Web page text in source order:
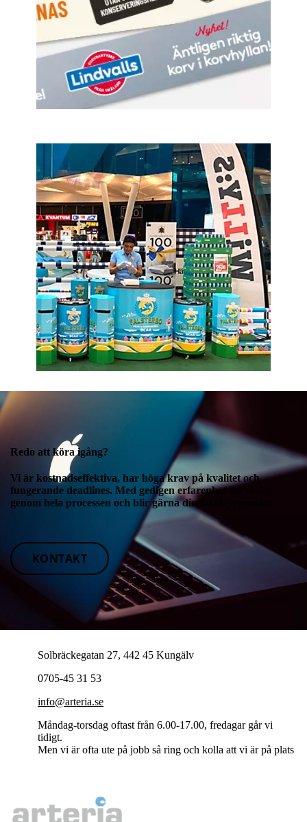
Redo att köra igång?
Vi är kostnadseffektiva, har höga krav på kvalitet och
fungerande deadlines. Med gedigen erfarenhet tar vi dig
genom hela processen och blir gärna din totalleverantör.
KONTAKT
Solbräckegatan 27, 442 45 Kungälv
0705-45 31 53
info@arteria.se
Måndag-torsdag oftast från 6.00-17.00, fredagar går vi
tidigt.
Men vi är ofta ute på jobb så ring och kolla att vi är på plats